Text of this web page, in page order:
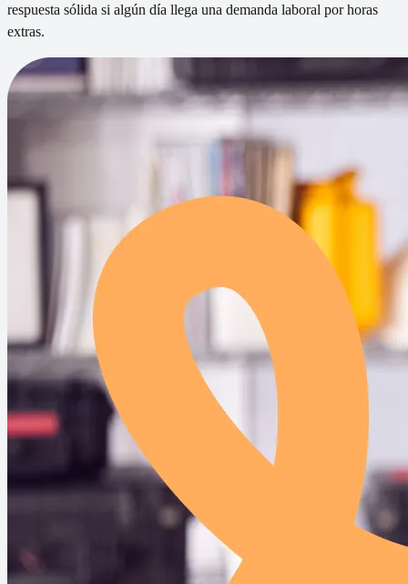
respuesta sólida si algún día llega una demanda laboral por horas
extras.